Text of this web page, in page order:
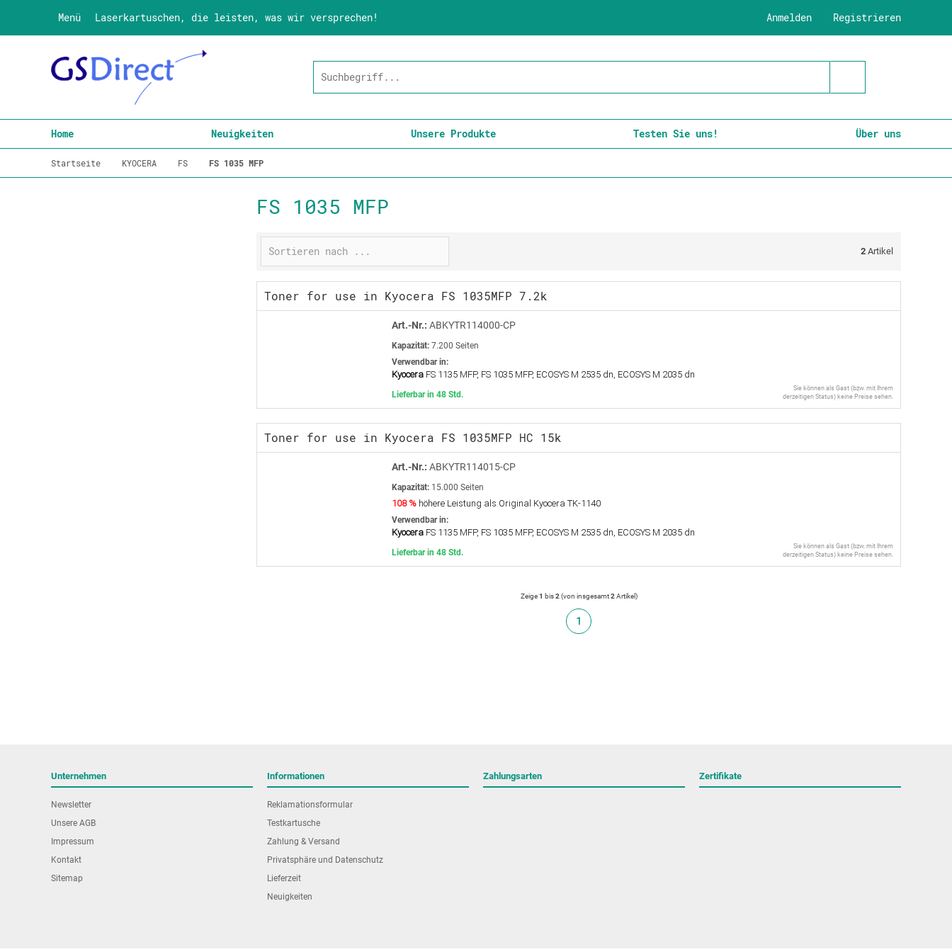
Menü Laserkartuschen, die leisten, was wir versprechen! Registrieren
Anmelden
Home Neuigkeiten Unsere Produkte Testen Sie uns! Über uns
Startseite KYOCERA FS FS 1035 MFP
FS 1035 MFP
2 Artikel
Toner for use in Kyocera FS 1035MFP 7.2k
Art.-Nr.: ABKYTR114000-CP
Kapazität: 7.200 Seiten
Verwendbar in:
Kyocera FS 1135 MFP, FS 1035 MFP, ECOSYS M 2535 dn, ECOSYS M 2035 dn
Lieferbar in 48 Std.
Sie können als Gast (bzw. mit Ihrem
derzeitigen Status) keine Preise sehen.
Toner for use in Kyocera FS 1035MFP HC 15k
Art.-Nr.: ABKYTR114015-CP
Kapazität: 15.000 Seiten
108 % höhere Leistung als Original Kyocera TK-1140
Verwendbar in:
Kyocera FS 1135 MFP, FS 1035 MFP, ECOSYS M 2535 dn, ECOSYS M 2035 dn
Lieferbar in 48 Std.
Sie können als Gast (bzw. mit Ihrem
derzeitigen Status) keine Preise sehen.
Zeige1 bis2 (von insgesamt2 Artikel)
1
Unternehmen
Newsletter
Unsere AGB
Impressum
Kontakt
Sitemap
Informationen
Reklamationsformular
Testkartusche
Zahlung & Versand
Privatsphäre und Datenschutz
Lieferzeit
Neuigkeiten
Zahlungsarten Zertifikate